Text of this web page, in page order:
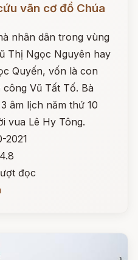
vãn cơ đồ Chúa
nhân dân trong vùng
Thị Ngọc Nguyên hay
Quyến, vốn là con
Vũ Tất Tố. Bà
âm lịch năm thứ 10
vua Lê Hy Tông.
2021
đọc